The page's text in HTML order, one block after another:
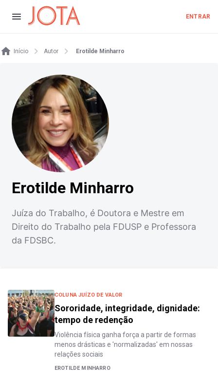
ENTRAR
Início Autor Erotilde Minharro
Erotilde Minharro
Juíza do Trabalho, é Doutora e Mestre em
Direito do Trabalho pela FDUSP e Professora
da FDSBC.
COLUNA JUÍZO DE VALOR
Sororidade, integridade, dignidade:
tempo de redenção
Violência física ganha força a partir de formas
menos drásticas e 'normalizadas' em nossas
relações sociais
EROTILDE MINHARRO